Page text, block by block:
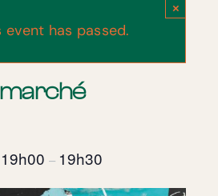
event has passed.
×
marché
19h00 – 19h30